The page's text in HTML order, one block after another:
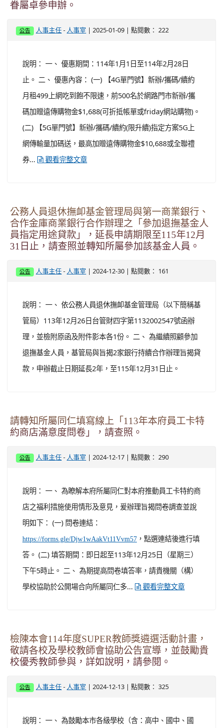
眷屬卓參申辦。
公告 人事主任 - 人事室 | 2025-01-09 | 點閱數： 222
說明： 一、 優惠期間：114年1月1日至114年2月28日
止。 二、 優惠內容： (一) 【4G單門號】新辦/攜碼/續約
月租499上網吃到飽不限速，前500名於網路門市新辦/攜
碼加贈遠傳購物金$1,688(可折抵帳單或friday網站購物)。
(二) 【5G單門號】新辦/攜碼/續約(限升續)指定方案5G上
網傳輸量加碼送，最高加贈遠傳購物金$10,688或全聯禮
券...
觀看完整文章
公務人員退休撫卹基金管理局與第一商業銀行、
合作金庫商業銀行合作辦理之「參加退撫基金人
員指定用途貸款」，延長申請期限至115年12月
31日止，請查照並轉知所屬參加該基金人員。
公告 人事主任 - 人事室 | 2024-12-30 | 點閱數： 161
說明： 一、 依公務人員退休撫卹基金管理局（以下簡稱基
管局）113年12月26日台管財四字第1132002547號函辦
理，並檢附原函及附件影本各1份。 二、 為繼續照顧參加
退撫基金人員，基管局與旨揭2家銀行持續合作辦理旨揭貸
款，申辦截止日期延長2年，至115年12月31日止。
請轉知所屬同仁填寫線上「113年本府員工卡特
約商店滿意度問卷」，請查照。
公告 人事主任 - 人事室 | 2024-12-17 | 點閱數： 290
說明： 一、 為瞭解本府所屬同仁對本府推動員工卡特約商
店之福利措施使用情形及意見，爰辦理旨揭問卷調查並說
明如下： (一) 問卷連結：
https://forms.gle/Djw1wAakVt11Vvm57 ，點選連結後進行填
答。 (二) 填答期間：即日起至113年12月25日（星期三）
下午5時止。 二、 為期提高問卷填答率，請貴機關（構）
學校協助於公開場合向所屬同仁多...
觀看完整文章
檢陳本會114年度SUPER教師獎遴選活動計畫，
敬請各校及學校教師會協助公告宣導，並鼓勵貴
校優秀教師參與，詳如說明，請參閱。
公告 人事主任 - 人事室 | 2024-12-13 | 點閱數： 325
說明： 一、 為鼓勵本市各級學校（含：高中、國中、國